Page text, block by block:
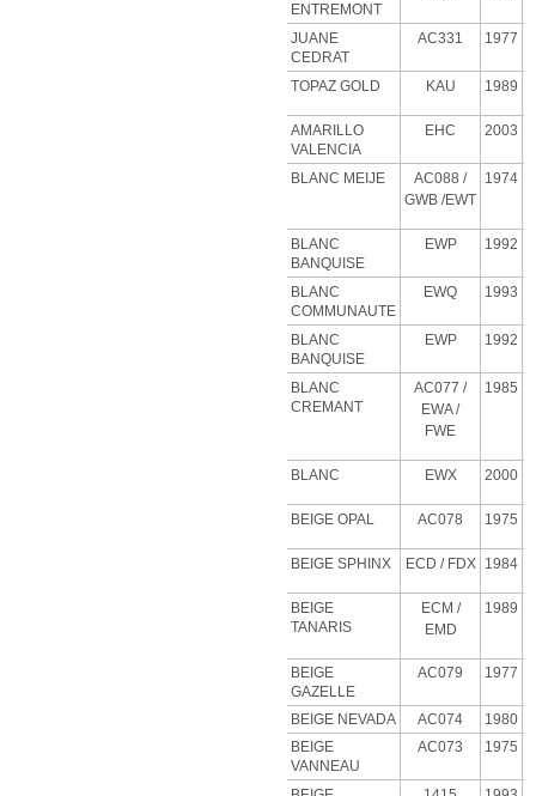
ENTREMONT
JUANE
CEDRAT
AC331 1977
TOPAZ GOLD KAU 1989
AMARILLO
VALENCIA
EHC 2003
BLANC MEIJE AC088 /
GWB /EWT
1974
BLANC
BANQUISE
EWP 1992
BLANC
COMMUNAUTE
EWQ 1993
BLANC
BANQUISE
EWP 1992
BLANC
CREMANT
AC077 /
EWA /
FWE
1985
BLANC EWX 2000
BEIGE OPAL AC078 1975
BEIGE SPHINX ECD / FDX 1984
BEIGE
TANARIS
ECM /
EMD
1989
BEIGE
GAZELLE
AC079 1977
BEIGE NEVADA AC074
1980
BEIGE
VANNEAU
AC073 1975